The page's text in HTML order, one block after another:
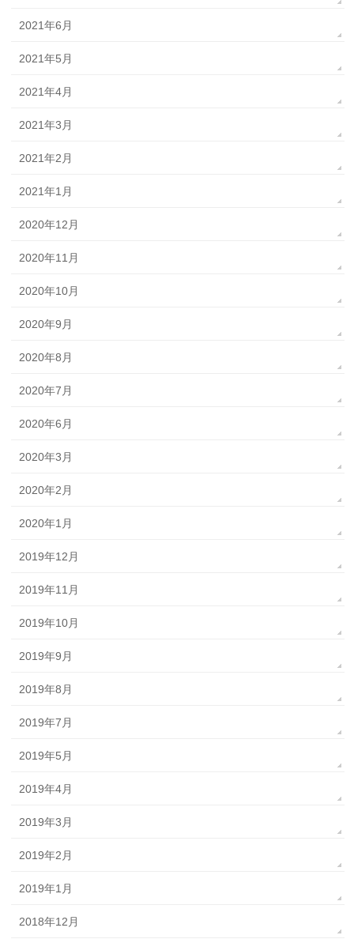
2021年6月
2021年5月
2021年4月
2021年3月
2021年2月
2021年1月
2020年12月
2020年11月
2020年10月
2020年9月
2020年8月
2020年7月
2020年6月
2020年3月
2020年2月
2020年1月
2019年12月
2019年11月
2019年10月
2019年9月
2019年8月
2019年7月
2019年5月
2019年4月
2019年3月
2019年2月
2019年1月
2018年12月